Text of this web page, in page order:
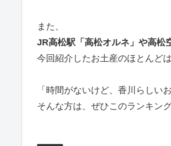
また、
JR高松駅「高松オルネ」や高松
今回紹介したお土産のほとんど
「時間がないけど、香川らしい
そんな方は、ぜひこのランキン